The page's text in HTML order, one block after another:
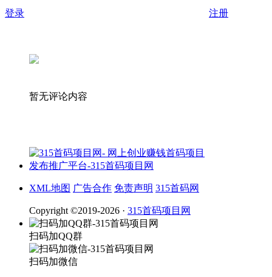
登录 注册
暂无评论内容
XML地图 广告合作 免责声明 315首码网
Copyright ©2019-2026 · 315首码项目网
扫码加QQ群
扫码加微信